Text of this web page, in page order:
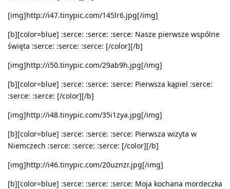
[img]http://i47.tinypic.com/145lr6.jpg[/img]
[b][color=blue] :serce: :serce: :serce: Nasze pierwsze wspólne
święta :serce: :serce: :serce: [/color][/b]
[img]http://i50.tinypic.com/29ab9h.jpg[/img]
[b][color=blue] :serce: :serce: :serce: Pierwsza kąpiel :serce:
:serce: :serce: [/color][/b]
[img]http://i48.tinypic.com/35i1zya.jpg[/img]
[b][color=blue] :serce: :serce: :serce: Pierwsza wizyta w
Niemczech :serce: :serce: :serce: [/color][/b]
[img]http://i46.tinypic.com/20uznzr.jpg[/img]
[b][color=blue] :serce: :serce: :serce: Moja kochana mordeczka